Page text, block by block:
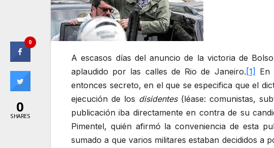
A escasos días del anuncio de la victoria de
aplaudido por las calles de Rio de Janeiro. [1] En
entonces secreto, en el que se especifica que el
ejecución de los disidentes(léase: comunistas,
publicación iba directamente en contra de su
Pimentel, quién afirmó la conveniencia de esta
sumado a que varios militares estaban decididos a
0
0
SHARES